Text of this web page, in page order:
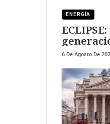
ENERGÍA
6 De Agosto De